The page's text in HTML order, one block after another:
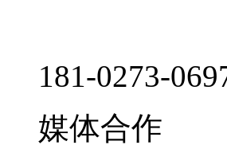
181-0273-
媒体合作